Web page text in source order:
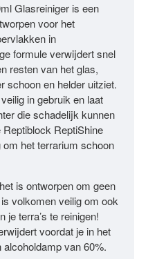
Glasreiniger is een
voor het
in
formule verwijdert snel
resten van het glas,
schoon en helder uitziet.
in gebruik en laat
die schadelijk kunnen
ReptiShine
het terrarium schoon
het is ontworpen om geen
volkomen veilig om ook
je terra’s te reinigen!
voordat je in het
van 60%.